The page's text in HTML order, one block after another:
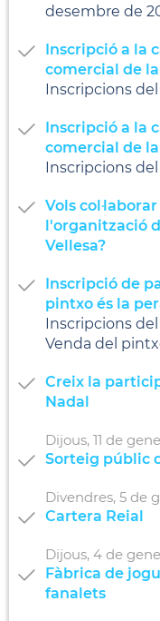
desembre de
Inscripció a la
comercial de
Inscripcions
Inscripció a la
comercial de
Inscripcions
Vols
l'organització
Vellesa?
Inscripció de
pintxo és la
Inscripcions
Venda del
Creix la
Nadal
Dijous, 11 de
Sorteig públic
Divendres, 5 de
Cartera Reial
Dijous, 4 de
Fàbrica de
fanalets